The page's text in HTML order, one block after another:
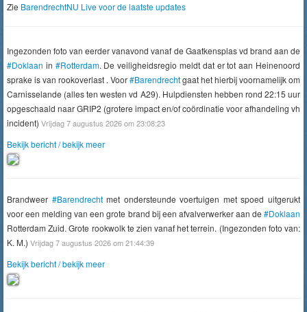
Zie BarendrechtNU Live voor de laatste updates
Ingezonden foto van eerder vanavond vanaf de Gaatkensplas vd brand aan de
#Doklaan in #Rotterdam. De veiligheidsregio meldt dat er tot aan Heinenoord
sprake is van rookoverlast . Voor#Barendrechtgaat het hierbij voornamelijk om
Carnisselande (alles ten westen vd A29). Hulpdiensten hebben rond 22:15 uur
opgeschaald naar GRIP2 (grotere impact en/of coördinatie voor afhandeling vh
incident) Vrijdag 7 augustus 2026 om 23:08:23
Bekijk bericht / bekijk meer
Brandweer #Barendrechtmet ondersteunde voertuigen met spoed uitgerukt
voor een melding van een grote brand bij een afvalverwerker aan de #Doklaan
Rotterdam Zuid. Grote rookwolk te zien vanaf het terrein. (Ingezonden foto van:
K. M.) Vrijdag 7 augustus 2026 om 21:44:39
Bekijk bericht / bekijk meer